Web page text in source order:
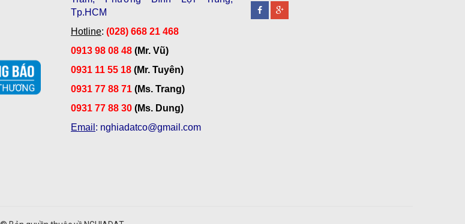
Tp.HCM
Hotline: (028) 668 21 468
0913 98 08 48 (Mr. Vũ)
0931 11 55 18 (Mr. Tuyên)
0931 77 88 71 (Ms. Trang)
0931 77 88 30 (Ms. Dung)
Email : nghiadatco@gmail.com